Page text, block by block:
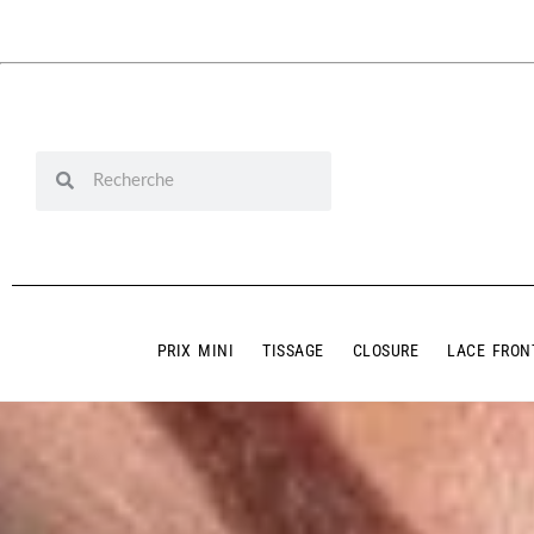
PRIX MINI TISSAGE CLOSURE LACE